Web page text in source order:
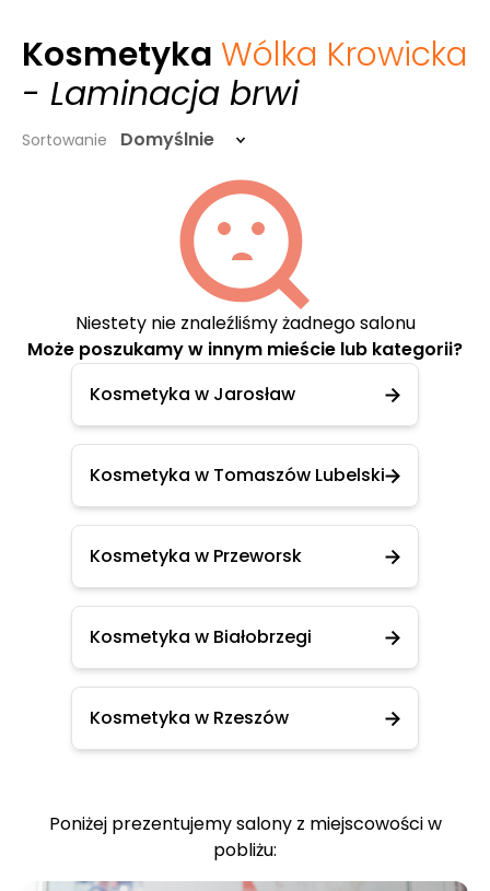
Kosmetyka Wólka Krowicka
- Laminacja brwi
Sortowanie Domyślnie
Niestety nie znaleźliśmy żadnego salonu
Może poszukamy w innym mieście lub kategorii?
Kosmetyka w Jarosław
Kosmetyka w Tomaszów Lubelski
Kosmetyka w Przeworsk
Kosmetyka w Białobrzegi
Kosmetyka w Rzeszów
Poniżej prezentujemy salony z miejscowości w
pobliżu: